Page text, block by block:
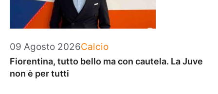
09 Agosto 2026Categorie
Calcio
Fiorentina, tutto bello ma con cautela. La Juve
non è per tutti